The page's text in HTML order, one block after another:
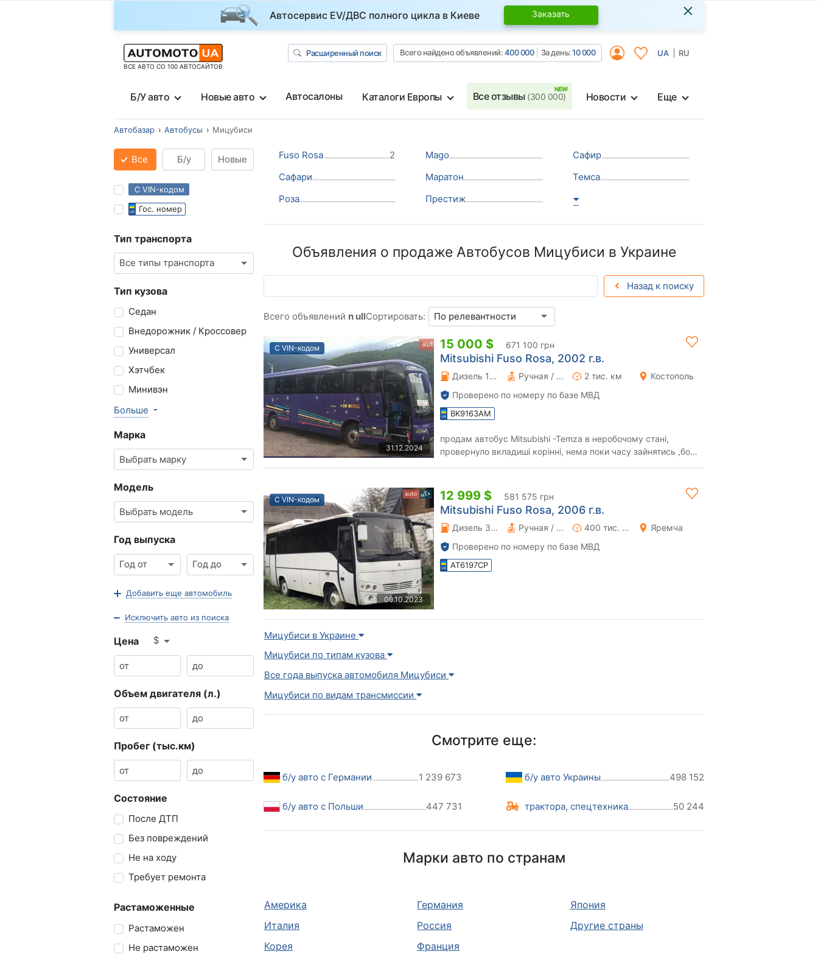
Автосервис EV/ДВС полного цикла в Киеве Заказать ×
ВСЕ АВТО СО 100 АВТОСАЙТОВ
Расширенный поиск Всего найдено объявлений:400 000 За день:10 000 UA RU
Б/У авто Новые авто Автосалоны Каталоги Европы Все отзывы (300 000) Новости Еще
Автобазар Автобусы Мицубиси
Все Б/у Новые
С VIN-кодом
Гос. номер
Тип транспорта
Все типы транспорта
Тип кузова
Седан
Внедорожник / Кроссовер
Универсал
Хэтчбек
Минивэн
Больше
Марка
Выбрать марку
Модель
Выбрать модель
Год выпуска
Год от Год до
Добавить еще автомобиль
Исключить авто из поиска
Цена $
Объем двигателя (л.)
Пробег (тыс.км)
Состояние
После ДТП
Без повреждений
Не на ходу
Требует ремонта
Растаможенные
Растаможен
Не растаможен
Fuso Rosa 2 Mago
Сафир
Сафари
Маратон
Темса
Роза
Престиж
Объявления о продаже Автобусов Мицубиси в Украине
Назад к поиску
Всего объявлений n ullСортировать:
С VIN-кодом
31.12.2024
15 000 $ 671 100 грн
Mitsubishi Fuso Rosa, 2002 г.в.
Дизель 11.95 л. Ручная / Механика 2 тис. км
Костополь
Проверено по номеру по базе МВД
BK9163AM
продам автобус Mitsubishi -Temza в неробочому стані,
провернуло вкладиші корінні, нема поки часу зайнятись ,бо
С VIN-кодом
09.10.2023
12 999 $ 581 575 грн
Mitsubishi Fuso Rosa, 2006 г.в.
Дизель 3.91 л. Ручная / Механика 400 тис. км
Яремча
Проверено по номеру по базе МВД
AT6197CP
Мицубиси в Украине
Мицубиси по типам кузова
Все года выпуска автомобиля Мицубиси
Мицубиси по видам трансмиссии
Смотрите еще:
б/у авто с Германии 1 239 673
б/у авто с Польши 447 731
б/у авто Украины 498 152
трактора, спецтехника 50 244
Марки авто по странам
Америка
Италия
Корея
Германия
Россия
Франция
Япония
Другие страны